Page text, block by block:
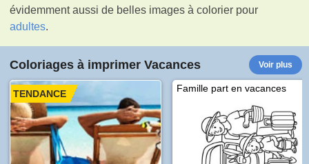
évidemment aussi de belles images à colorier pour
adultes.
Coloriages à imprimer Vacances Voir plus
TENDANCE Famille part en vacances